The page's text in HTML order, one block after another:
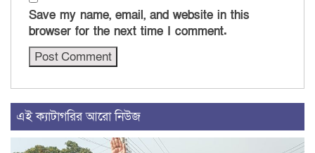
Save my name, email, and website in this
browser for the next time I comment.
এই ক্যাটাগরির আরো নিউজ